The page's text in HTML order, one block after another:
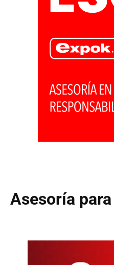
Asesoría